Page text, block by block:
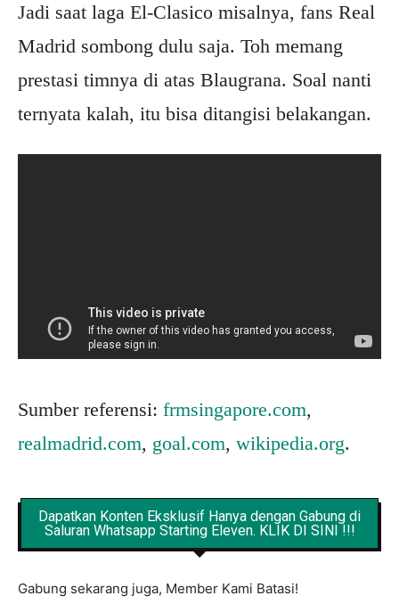
Jadi saat laga El-Clasico misalnya, fans Real
Madrid sombong dulu saja. Toh memang
prestasi timnya di atas Blaugrana. Soal nanti
ternyata kalah, itu bisa ditangisi belakangan.
Sumber referensi: frmsingapore.com,
realmadrid.com, goal.com, wikipedia.org.
Dapatkan Konten Eksklusif Hanya dengan Gabung di
Saluran Whatsapp Starting Eleven. KLIK DI SINI !!!
Gabung sekarang juga, Member Kami Batasi!